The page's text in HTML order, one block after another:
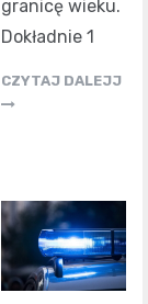
granicę wieku.
Dokładnie 1
CZYTAJ DALEJJ